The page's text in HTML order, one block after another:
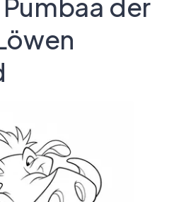
der